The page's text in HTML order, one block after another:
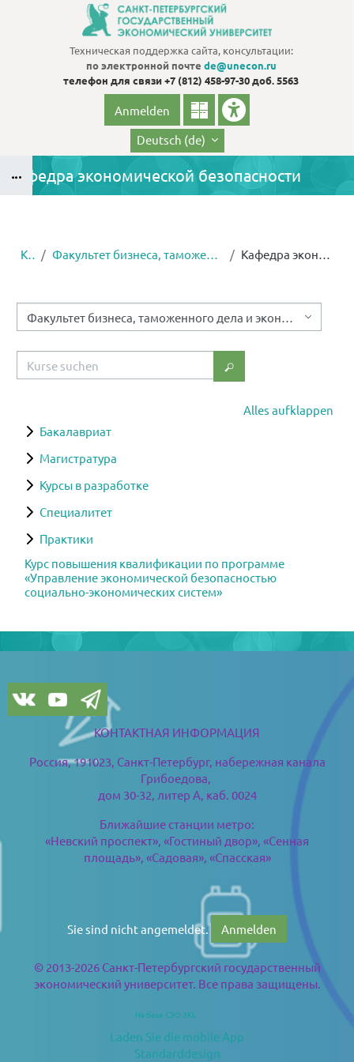
Zum Hauptinhalt
Техническая поддержка сайта, консультации:
по электронной почте de@unecon.ru
телефон для связи+7 (812) 458-97-30 доб. 5563
Anmelden
Deutsch ‎(de)‎
Кафедра экономической безопасности
Kurse Факультет бизнеса, таможенного дела и экономической безопасности Кафедра экономической безопасности
Kursbereiche
Kurse suchen
Kurse suchen
Alles aufklappen
Бакалавриат
Магистратура
Курсы в разработке
Специалитет
Практики
Курс повышения квалификации по программе
«Управление экономической безопасностью
социально-экономических систем»
Blöcke
КОНТАКТНАЯ ИНФОРМАЦИЯ
Россия, 191023, Санкт-Петербург, набережная канала
Грибоедова,
дом 30-32, литер А, каб. 0024
Ближайшие станции метро:
«Невский проспект», «Гостиный двор», «Сенная
площадь», «Садовая», «Спасская»
Sie sind nicht angemeldet. Anmelden
© 2013-2026 Санкт-Петербургский государственный
экономический университет. Все права защищены.
На базе СЭО 3KL
Laden Sie die mobile App
Standarddesign